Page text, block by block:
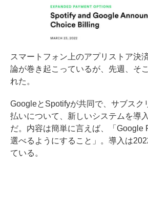
スマートフォン上のアプリストア決
論が巻き起こっているが、先週、そ
れた。
GoogleとSpotifyが共同で、サブスク
払いについて、新しいシステムを導
だ。内容は簡単に言えば、「Google
選べるようにすること」。導入は
ている。